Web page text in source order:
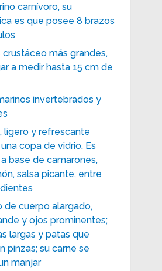
carnívoro, su
es que posee 8 brazos
crustáceo más grandes,
a medir hasta 15 cm de
invertebrados y
ligero y refrescante
copa de vidrio. Es
base de camarones,
salsa picante, entre
de cuerpo alargado,
y ojos prominentes;
largas y patas que
pinzas; su carne se
manjar